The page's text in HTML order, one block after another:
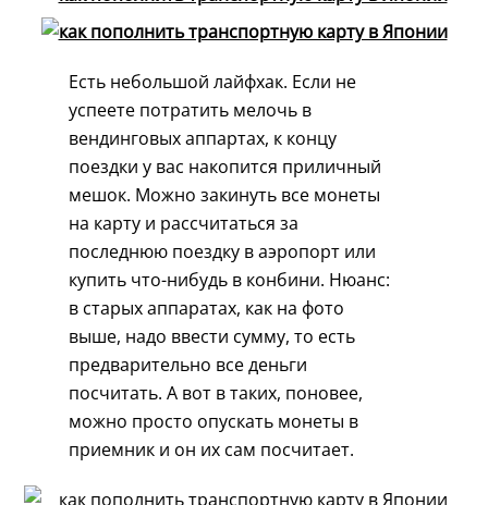
Есть небольшой лайфхак. Если не
успеете потратить мелочь в
вендинговых аппартах, к концу
поездки у вас накопится приличный
мешок. Можно закинуть все монеты
на карту и рассчитаться за
последнюю поездку в аэропорт или
купить что-нибудь в конбини. Нюанс:
в старых аппаратах, как на фото
выше, надо ввести сумму, то есть
предварительно все деньги
посчитать. А вот в таких, поновее,
можно просто опускать монеты в
приемник и он их сам посчитает.